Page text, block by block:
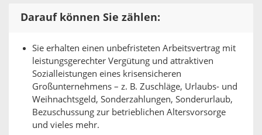
Darauf können Sie zählen:
Sie erhalten einen unbefristeten Arbeitsvertrag mit
leistungsgerechter Vergütung und attraktiven
Sozialleistungen eines krisensicheren
Großunternehmens – z. B. Zuschläge, Urlaubs- und
Weihnachtsgeld, Sonderzahlungen, Sonderurlaub,
Bezuschussung zur betrieblichen Altersvorsorge
und vieles mehr.